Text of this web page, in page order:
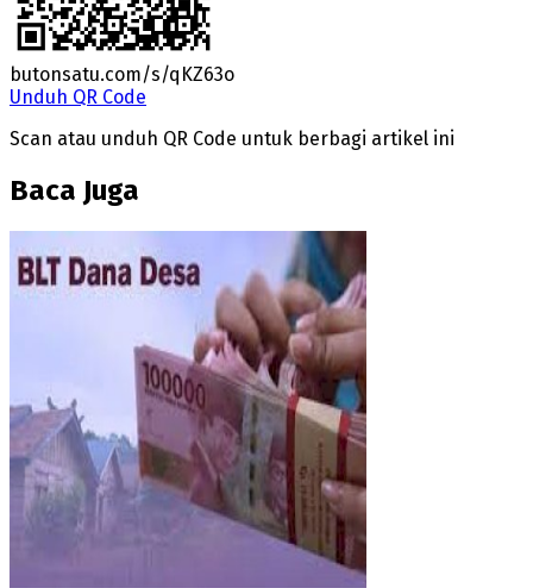
butonsatu.com/s/qKZ63o
Unduh QR Code
Scan atau unduh QR Code untuk berbagi artikel ini
Baca Juga